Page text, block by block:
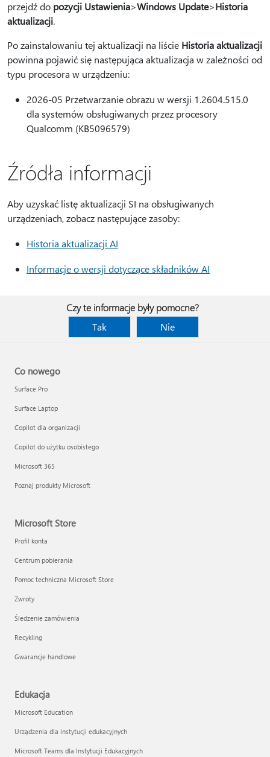
przejdź do pozycji Ustawienia>Windows Update>Historia
aktualizacji.
Po zainstalowaniu tej aktualizacji na liście Historia aktualizacji
powinna pojawić się następująca aktualizacja w zależności od
typu procesora w urządzeniu:
2026-05 Przetwarzanie obrazu w wersji 1.2604.515.0
dla systemów obsługiwanych przez procesory
Qualcomm (KB5096579)
Źródła informacji
Aby uzyskać listę aktualizacji SI na obsługiwanych
urządzeniach, zobacz następujące zasoby:
Historia aktualizacji AI
Informacje o wersji dotyczące składników AI
Czy te informacje były pomocne?
Tak
Nie
Co nowego
Surface Pro
Surface Laptop
Copilot dla organizacji
Copilot do użytku osobistego
Microsoft 365
Poznaj produkty Microsoft
Microsoft Store
Profil konta
Centrum pobierania
Pomoc techniczna Microsoft Store
Zwroty
Śledzenie zamówienia
Recykling
Gwarancje handlowe
Edukacja
Microsoft Education
Urządzenia dla instytucji edukacyjnych
Microsoft Teams dla Instytucji Edukacyjnych